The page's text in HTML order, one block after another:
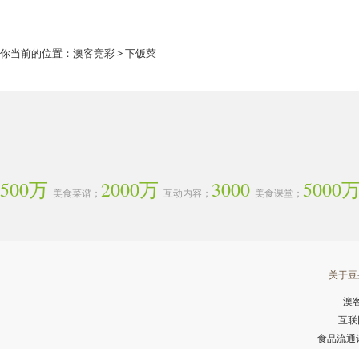
你当前的位置： 澳客竞彩> 下饭菜
500万 美食菜谱； 2000万 互动内容； 3000 美食课堂； 5000
关于
澳
互
食品流